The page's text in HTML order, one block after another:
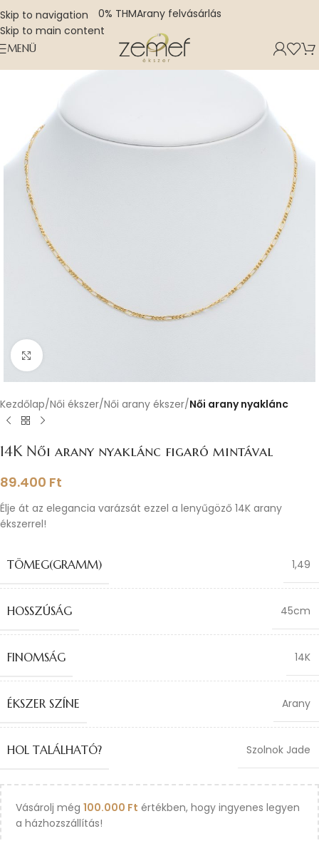
Skip to navigation
Skip to main content
0% THMArany felvásárlás
MENÜ
Nagyításhoz kattints ide
Kezdőlap Női ékszer Női arany ékszer Női arany nyaklánc
14K Női arany nyaklánc figaró mintával
89.400 Ft
Élje át az elegancia varázsát ezzel a lenyűgöző 14K arany
ékszerrel!
TÖMEG(GRAMM) 1,49
HOSSZÚSÁG 45cm
FINOMSÁG 14K
ÉKSZER SZÍNE Arany
HOL TALÁLHATÓ? Szolnok Jade
Vásárolj még 100.000 Ft értékben, hogy ingyenes legyen
a házhozszállítás!